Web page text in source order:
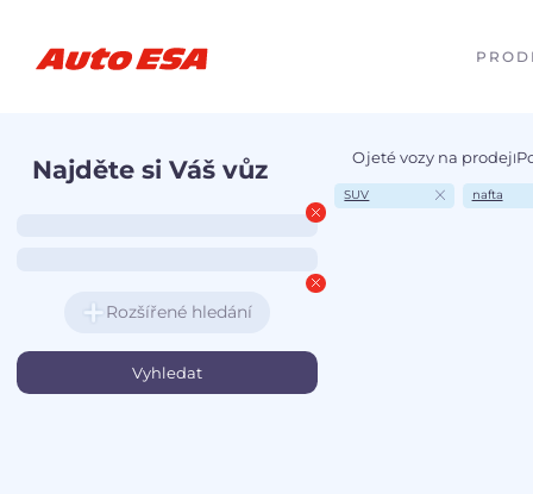
Najděte si Váš vůz
Rozšířené hledání
Ojeté vozy na prodejI
SUV nafta